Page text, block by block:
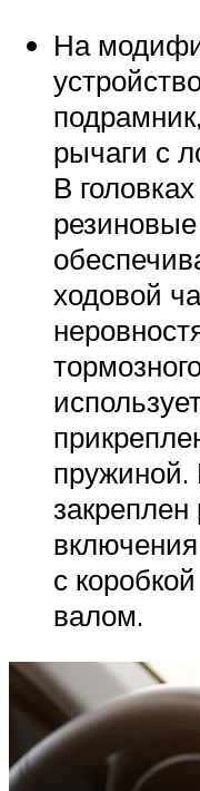
На
рычаги с
В
ходовой
с
валом.